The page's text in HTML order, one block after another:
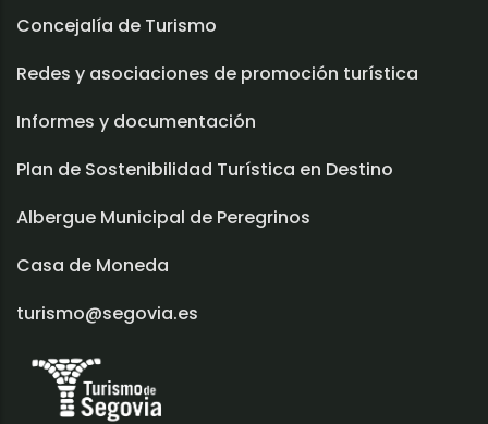
Concejalía de Turismo
Redes y asociaciones de promoción turística
Informes y documentación
Plan de Sostenibilidad Turística en Destino
Albergue Municipal de Peregrinos
Casa de Moneda
turismo@segovia.es